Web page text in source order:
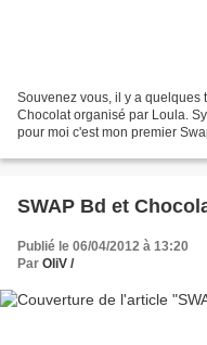
Souvenez vous, il y a quelques
Chocolat organisé par Loula.
pour moi c'est mon premier
SWAP Bd et
Publié le 06/04/2012 à 13:20
Par OliV /